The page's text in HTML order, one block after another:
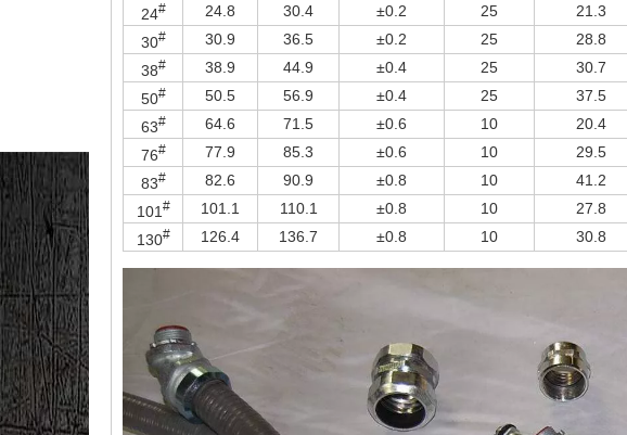
24# 24.8 30.4 ±0.2 25 21.3
30# 30.9 36.5 ±0.2 25 28.8
38# 38.9 44.9 ±0.4 25 30.7
50# 50.5 56.9 ±0.4 25 37.5
63# 64.6 71.5 ±0.6 10 20.4
76# 77.9 85.3 ±0.6 10 29.5
83# 82.6 90.9 ±0.8 10 41.2
101 # 101.1 110.1 ±0.8 10 27.8
130# 126.4 136.7 ±0.8 10 30.8